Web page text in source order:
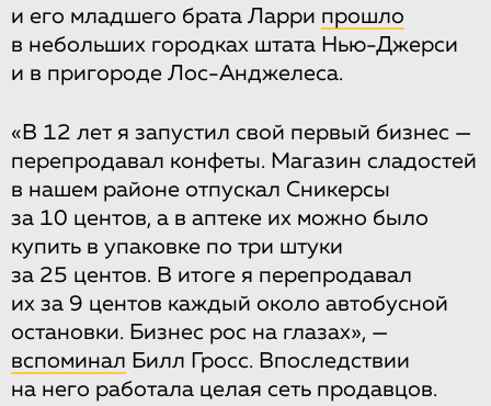
и его младшего брата Ларри прошло
в небольших городках штата Нью-Джерси
и в пригороде Лос-Анджелеса.
«В 12 лет я запустил свой первый бизнес —
перепродавал конфеты. Магазин сладостей
в нашем районе отпускал Сникерсы
за 10 центов, а в аптеке их можно было
купить в упаковке по три штуки
за 25 центов. В итоге я перепродавал
их за 9 центов каждый около автобусной
остановки. Бизнес рос на глазах», —
вспоминал Билл Гросс. Впоследствии
на него работала целая сеть продавцов.